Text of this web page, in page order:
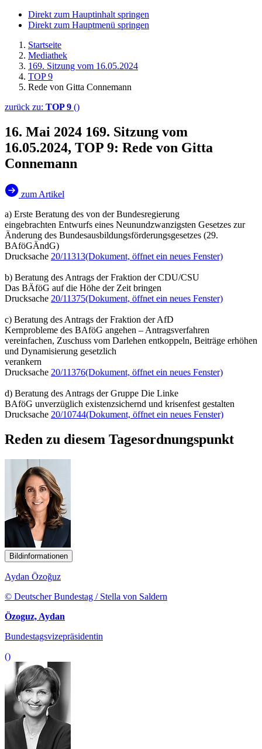
Direkt zum Hauptinhalt springen
Direkt zum Hauptmenü springen
Startseite
Mediathek
169. Sitzung vom 16.05.2024
TOP 9
Rede von Gitta Connemann
zurück zu: TOP 9 ()
16. Mai 2024 169. Sitzung vom
16.05.2024, TOP 9: Rede von Gitta
Connemann
zum Artikel
a) Erste Beratung des von der Bundesregierung
eingebrachten Entwurfs eines Neunundzwanzigsten Gesetzes zur
Änderung des Bundesausbildungsförderungsgesetzes (29.
BAföGÄndG)
Drucksache 20/11313(Dokument, öffnet ein neues Fenster)
b) Beratung des Antrags der Fraktion der CDU/CSU
Das BÄföG auf die Höhe der Zeit bringen
Drucksache 20/11375(Dokument, öffnet ein neues Fenster)
c) Beratung des Antrags der Fraktion der AfD
Kernprobleme des BAföG angehen – Antragsverfahren
vereinfachen, Zuschuss vom Darlehen entkoppeln, Beiträge erhöhen
und Dynamisierung gesetzlich
verankern
Drucksache 20/11376(Dokument, öffnet ein neues Fenster)
d) Beratung des Antrags der Gruppe Die Linke
BAföG unverzüglich existenzsichernd und krisenfest gestalten
Drucksache 20/10744(Dokument, öffnet ein neues Fenster)
Reden zu diesem Tagesordnungspunkt
Bildinformationen
Aydan Özoğuz
© Deutscher Bundestag / Stella von Saldern
Özoguz, Aydan
Bundestagsvizepräsidentin
()